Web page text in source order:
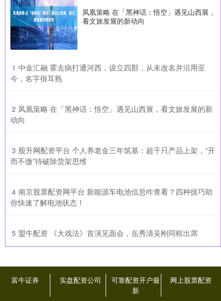
凤凰策略 在「黑神话：悟空」遇见山西展，
看文旅发展的新动向
1 ​中金汇融 霍去病打通河西，设立四郡，从未改名并沿用至
今，名字很耳熟
2 ​凤凰策略 在「黑神话：悟空」遇见山西展，看文旅发展的新
动向
3 ​股升网配资平台 个人养老金三年筑基：超千只产品上架，“开
而不缴”待破除货架思维
4 ​南京股票配资网平台 新能源车电池信息咋查看？四种技巧助
你快速了解电池状态！
5 ​盟牛配资 《大戏法》首演见面会，岳秀清吴刚同框出席
富牛证券 实盘配资公司
可靠配资开户最
新
网上股票配资